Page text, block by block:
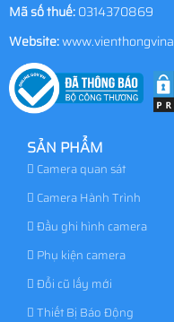
Mã số thuế:
0314370869
Website:
SẢN PHẨM
Camera quan sát
Camera Hành Trình
Đầu ghi hình camera
Phụ kiện camera
Đổi cũ lấy mới